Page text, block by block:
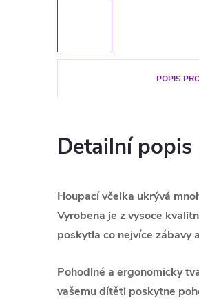
POPIS
Detailní
Houpací včelka ukrývá
Vyrobena je z vysoce
poskytla co nejvíce zábavy
Pohodlné a ergonomicky
vašemu dítěti poskytne